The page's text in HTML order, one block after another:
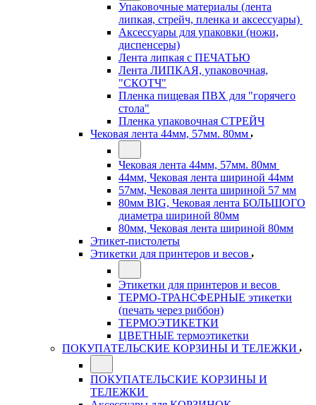
Упаковочные материалы (лента
липкая, стрейч, пленка и аксессуары)
Аксессуары для упаковки (ножи,
диспенсеры)
Лента липкая с ПЕЧАТЬЮ
Лента ЛИПКАЯ, упаковочная,
"СКОТЧ"
Пленка пищевая ПВХ для "горячего
стола"
Пленка упаковочная СТРЕЙЧ
Чековая лента 44мм, 57мм. 80мм
Чековая лента 44мм, 57мм. 80мм
44мм, Чековая лента шириной 44мм
57мм, Чековая лента шириной 57 мм
80мм BIG, Чековая лента БОЛЬШОГО
диаметра шириной 80мм
80мм, Чековая лента шириной 80мм
Этикет-пистолеты
Этикетки для принтеров и весов
Этикетки для принтеров и весов
ТЕРМО-ТРАНСФЕРНЫЕ этикетки
(печать через риббон)
ТЕРМОЭТИКЕТКИ
ЦВЕТНЫЕ термоэтикетки
ПОКУПАТЕЛЬСКИЕ КОРЗИНЫ И ТЕЛЕЖКИ
ПОКУПАТЕЛЬСКИЕ КОРЗИНЫ И
ТЕЛЕЖКИ